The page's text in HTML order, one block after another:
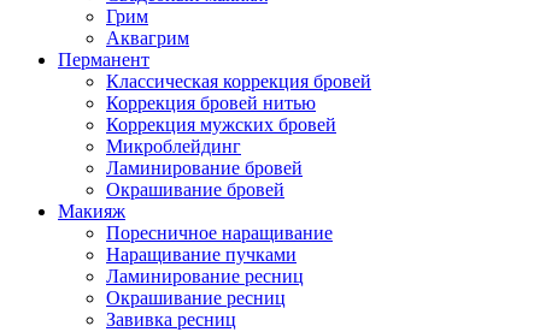
Грим
Аквагрим
Перманент
Классическая коррекция бровей
Коррекция бровей нитью
Коррекция мужских бровей
Микроблейдинг
Ламинирование бровей
Окрашивание бровей
Макияж
Поресничное наращивание
Наращивание пучками
Ламинирование ресниц
Окрашивание ресниц
Завивка ресниц